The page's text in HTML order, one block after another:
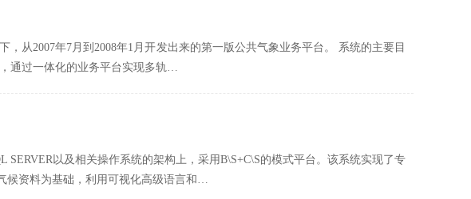
从2007年7月到2008年1月开发出来的第一版公共气象业务平台。 系统的主要目
通过一体化的业务平台实现多轨…
SERVER以及相关操作系统的架构上，采用B\S+C\S的模式平台。该系统实现了专
候资料为基础，利用可视化高级语言和…